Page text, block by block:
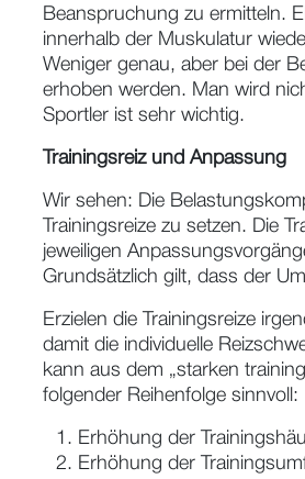
Beanspruchung zu ermitteln.
innerhalb der Muskulatur
Weniger genau, aber bei der
erhoben werden. Man wird
Sportler ist sehr wichtig.
Trainingsreiz und Anpassung
Wir sehen: Die
Trainingsreize zu setzen. Die
jeweiligen
Grundsätzlich gilt, dass der
Erzielen die Trainingsreize
damit die individuelle
kann aus dem „starken
folgender Reihenfolge sinnvoll:
Erhöhung der
Erhöhung der